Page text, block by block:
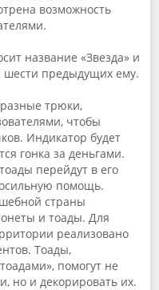
возможность
название «Звезда» и
шести предыдущих ему.
трюки,
чтобы
Индикатор будет
гонка за деньгами.
перейдут в его
помощь.
страны
и тоады. Для
реализовано
Тоады,
помогут не
но и декорировать их.